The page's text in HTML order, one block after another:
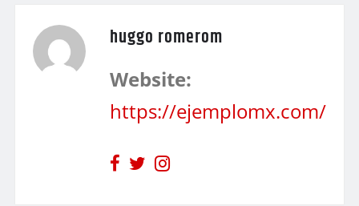
huggo romerom
Website:
https://ejemplomx.com/